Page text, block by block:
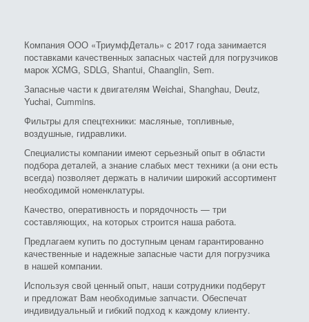
Компания ООО «ТриумфДеталь» с 2017 года занимается
поставками качественных запасных частей для погрузчиков
марок XCMG, SDLG, Shantui, Chaanglin, Sem.
Запасные части к двигателям Weichai, Shanghau, Deutz,
Yuchai, Cummins.
Фильтры для спецтехники: масляные, топливные,
воздушные, гидравлики.
Специалисты компании имеют серьезный опыт в области
подбора деталей, а знание слабых мест техники (а они есть
всегда) позволяет держать в наличии широкий ассортимент
необходимой номенклатуры.
Качество, оперативность и порядочность — три
составляющих, на которых строится наша работа.
Предлагаем купить по доступным ценам гарантированно
качественные и надежные запасные части для погрузчика
в нашей компании.
Используя свой ценный опыт, наши сотрудники подберут
и предложат Вам необходимые запчасти. Обеспечат
индивидуальный и гибкий подход к каждому клиенту.